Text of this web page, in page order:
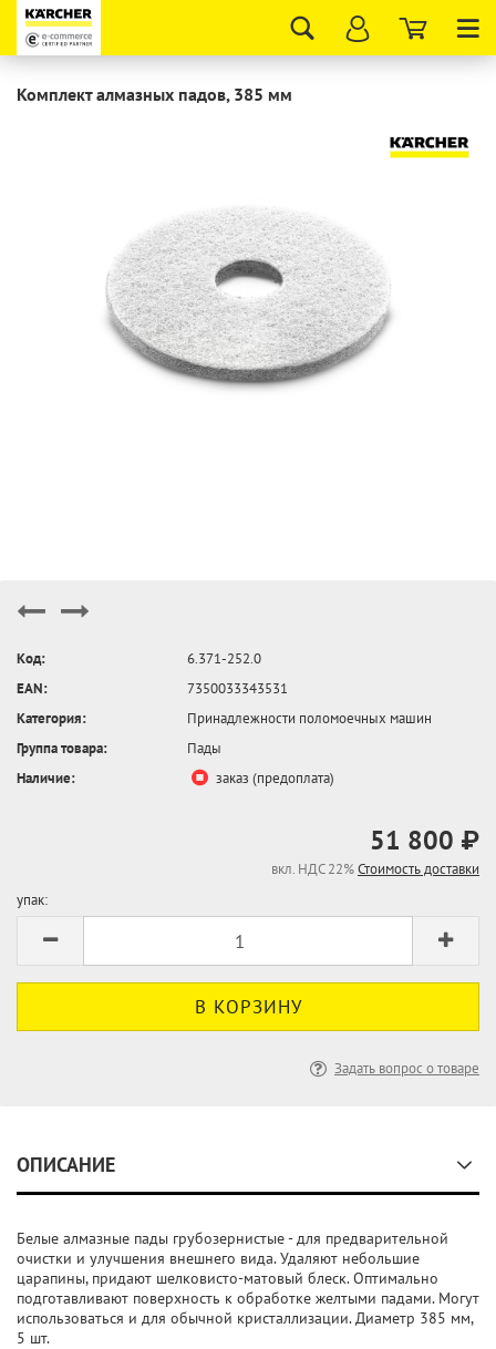
Комплект алмазных падов, 385 мм
Код:
6.371-252.0
EAN:
7350033343531
Категория:
Принадлежности поломоечных машин
Группа товара:
Пады
Наличие:
заказ (предоплата)
51 800 ₽
вкл. НДС 22%Стоимость доставки
упак:
Задать вопрос о товаре
ОПИСАНИЕ
Белые алмазные пады грубозернистые - для предварительной
очистки и улучшения внешнего вида. Удаляют небольшие
царапины, придают шелковисто-матовый блеск. Оптимально
подготавливают поверхность к обработке желтыми падами. Могут
использоваться и для обычной кристаллизации. Диаметр 385 мм,
5 шт.